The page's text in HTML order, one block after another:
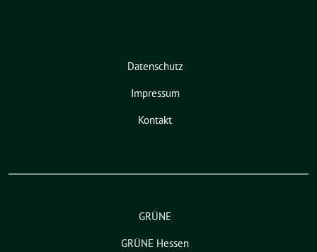
Datenschutz
Impressum
Kontakt
GRÜNE
GRÜNE Hessen